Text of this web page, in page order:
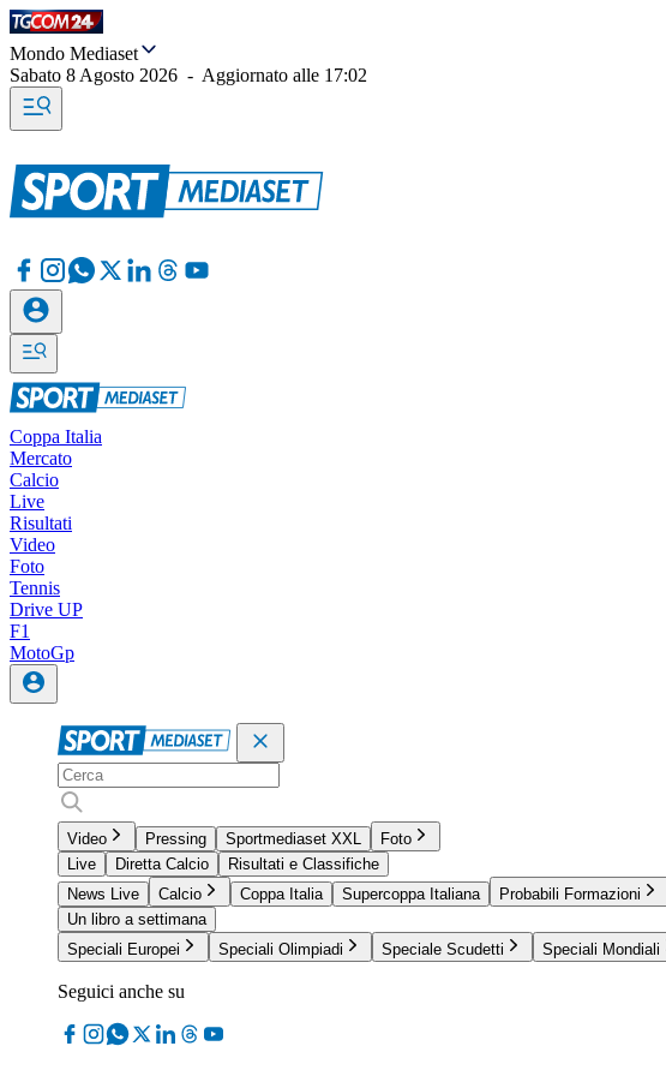
Mondo Mediaset
Sabato 8 Agosto 2026 - Aggiornato alle 17:02
Coppa Italia
Mercato
Calcio
Live
Risultati
Video
Foto
Tennis
Drive UP
F1
MotoGp
Video Pressing Sportmediaset XXL
Foto
Live
Diretta Calcio
Risultati e Classifiche
News Live
Calcio Coppa Italia Supercoppa Italiana Probabili Formazioni
Un libro a settimana
Speciali Europei
Speciali Olimpiadi Speciale Scudetti Speciali Mondiali
Seguici anche su